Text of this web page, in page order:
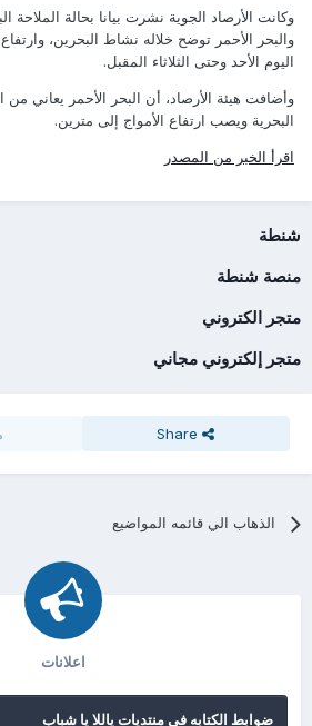
وكانت الأرصاد الجوية نشرت بيانا بحالة الملاحة
والبحر الأحمر توضح خلاله نشاط البحرين، وارتفاع
اليوم الأحد وحتى الثلاثاء المقبل.
وأضافت هيئة الأرصاد، أن البحر الأحمر يعاني
البحرية ويصب ارتفاع الأمواج إلى مترين.
اقرأ الخبر من المصدر
شنطة
منصة شنطة
متجر الكتروني
متجر إلكتروني مجاني
Share
الذهاب الي قائمه المواضيع
اعلانات
ضوابط الكتابه فى منتديات ياللا يا شباب